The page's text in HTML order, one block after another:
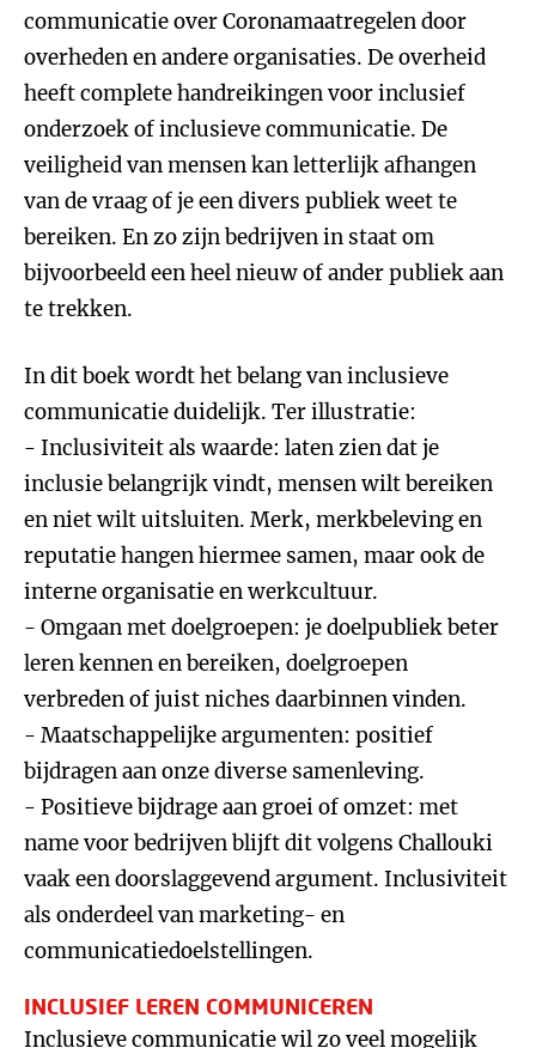
communicatie over Coronamaatregelen door
overheden en andere organisaties. De overheid
heeft complete handreikingen voor inclusief
onderzoek of inclusieve communicatie. De
veiligheid van mensen kan letterlijk afhangen
van de vraag of je een divers publiek weet te
bereiken. En zo zijn bedrijven in staat om
bijvoorbeeld een heel nieuw of ander publiek aan
te trekken.
In dit boek wordt het belang van inclusieve
communicatie duidelijk. Ter illustratie:
- Inclusiviteit als waarde: laten zien dat je
inclusie belangrijk vindt, mensen wilt bereiken
en niet wilt uitsluiten. Merk, merkbeleving en
reputatie hangen hiermee samen, maar ook de
interne organisatie en werkcultuur.
- Omgaan met doelgroepen: je doelpubliek beter
leren kennen en bereiken, doelgroepen
verbreden of juist niches daarbinnen vinden.
- Maatschappelijke argumenten: positief
bijdragen aan onze diverse samenleving.
- Positieve bijdrage aan groei of omzet: met
name voor bedrijven blijft dit volgens Challouki
vaak een doorslaggevend argument. Inclusiviteit
als onderdeel van marketing- en
communicatiedoelstellingen.
INCLUSIEF LEREN COMMUNICEREN
Inclusieve communicatie wil zo veel mogelijk